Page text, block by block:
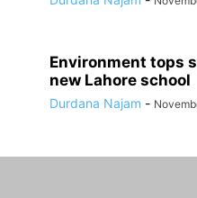
Environment tops
new Lahore school
Durdana Najam -